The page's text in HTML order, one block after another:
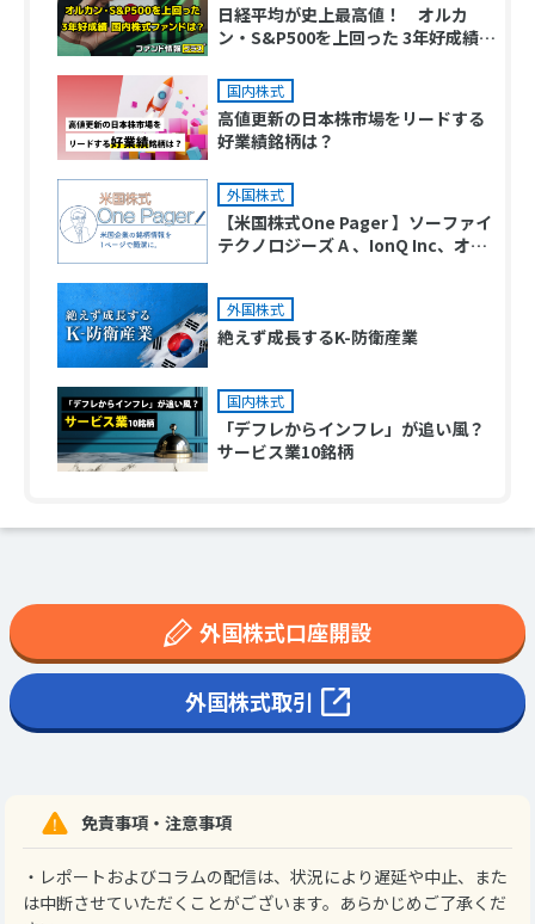
日経平均が史上最高値！ オルカ
ン・S&P500を上回った 3年好成績
国内株式
高値更新の日本株市場をリードする
好業績銘柄は？
外国株式
【米国株式One Pager 】ソーファイ
テクノロジーズ A 、IonQ Inc、オク
外国株式
絶えず成長するK-防衛産業
国内株式
「デフレからインフレ」が追い風？
サービス業10銘柄
外国株式口座開設
外国株式取引
免責事項・注意事項
・レポートおよびコラムの配信は、状況により遅延や中止、また
は中断させていただくことがございます。あらかじめご了承くだ